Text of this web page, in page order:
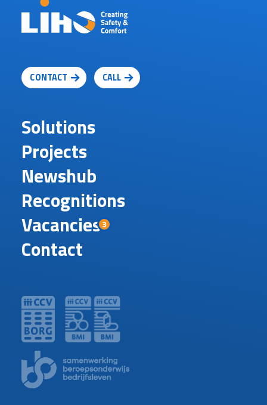
Solutions
Projects
Newshub
Recognitions
Vacancies3
Contact
CONTACT CALL